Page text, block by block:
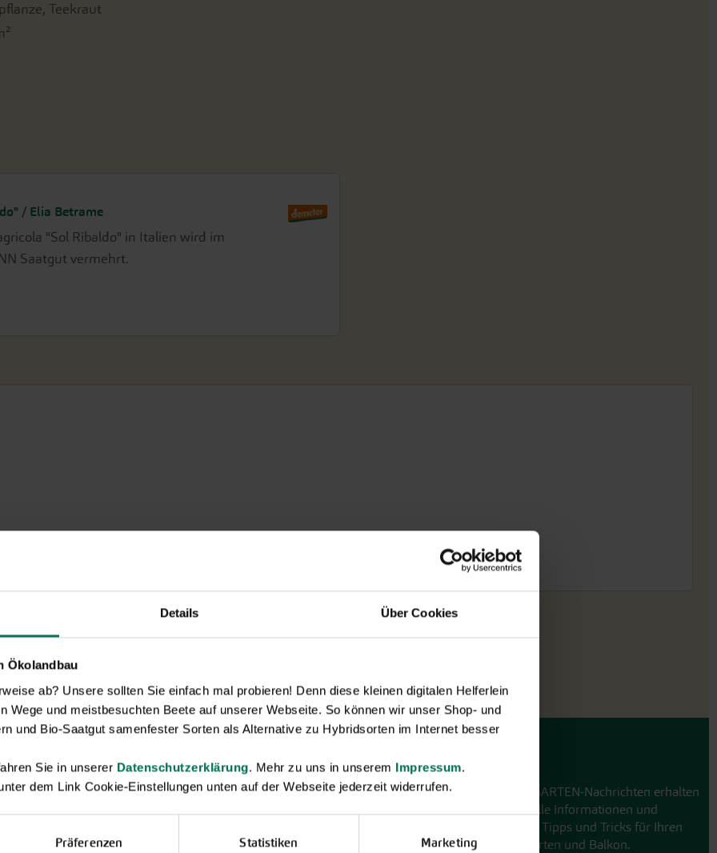
Details Über Cookies
Ökolandbau
ab? Unsere sollten Sie einfach mal probieren! Denn diese kleinen digitalen Helferlein
Wege und meistbesuchten Beete auf unserer Webseite. So können wir unser Shop- und
und Bio-Saatgut samenfester Sorten als Alternative zu Hybridsorten im Internet besser
Sie in unserer Datenschutzerklärung. Mehr zu uns in unserem Impressum.
dem Link Cookie-Einstellungen unten auf der Webseite jederzeit widerrufen.
Präferenzen Statistiken Marketing
Teekraut
/ Elia Betrame
"Sol Ribaldo" in Italien wird im
Saatgut vermehrt.
Neuheiten & Sortenempfehlungen 2026
Entdecken Sie unsere Neuheiten
GARTEN-Nachrichten
Mit den GARTEN-Nachrichten erhalten
Sie aktuelle Informationen und
hilfreiche Tipps und Tricks für Ihren
Hobbygarten und Balkon.